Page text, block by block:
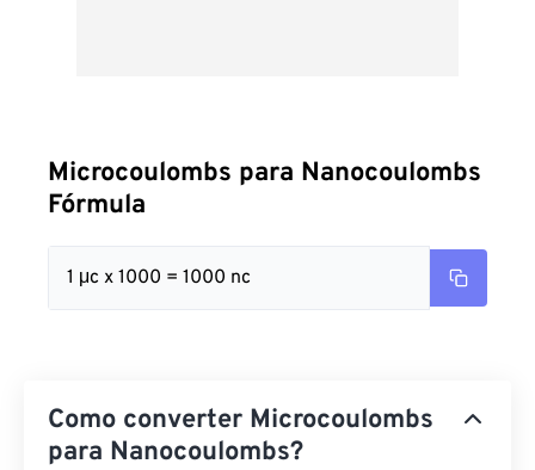
Microcoulombs para Nanocoulombs
Fórmula
1 μc x 1000 = 1000 nc
Como converter Microcoulombs
para Nanocoulombs?